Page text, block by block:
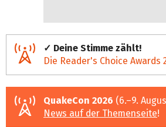
✓ Deine Stimme zählt!
Die Reader's Choice Awards
QuakeCon 2026 (6.–9.
News auf der Themenseite!